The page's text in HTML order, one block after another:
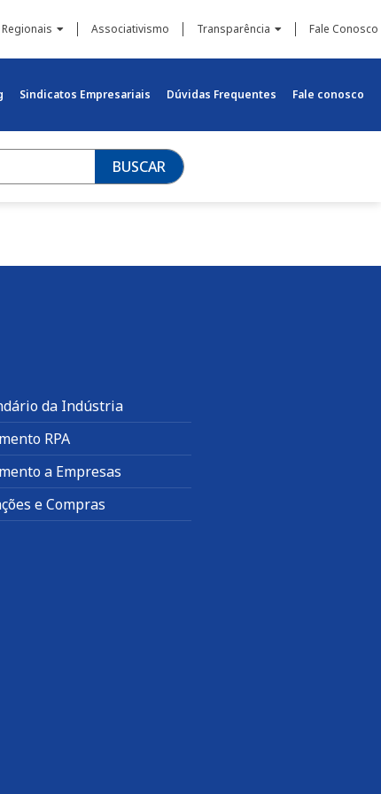
Regionais Associativismo Transparência Fale Conosco
Sindicatos Empresariais Dúvidas Frequentes Fale conosco
BUSCAR
da Indústria
RPA
a Empresas
e Compras